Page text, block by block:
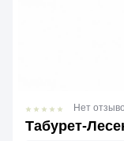
Табурет-
Нет